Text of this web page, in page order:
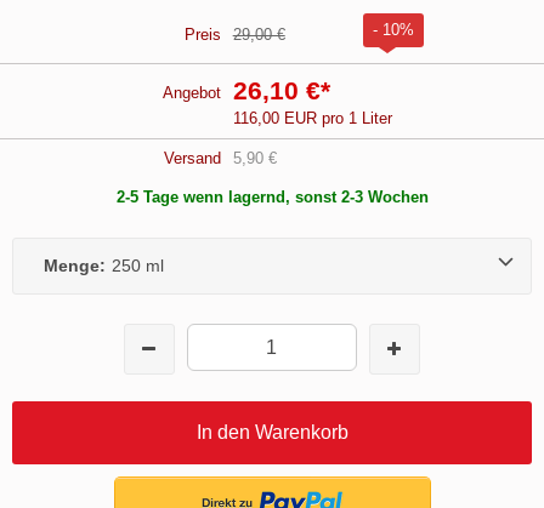
Preis 29,00 € - 10%
Angebot 26,10 €*
116,00 EUR pro 1 Liter
Versand 5,90 €
2-5 Tage wenn lagernd, sonst 2-3 Wochen
Menge: 250 ml
In den Warenkorb